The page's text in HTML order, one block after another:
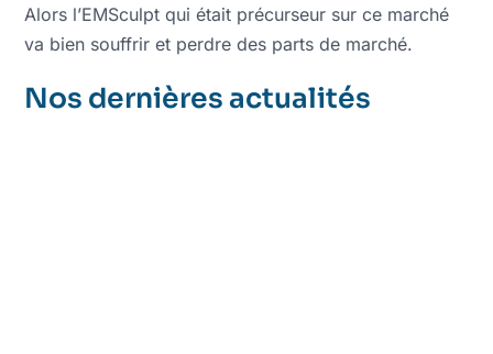
Alors l’EMSculpt qui était précurseur sur ce marché
va bien souffrir et perdre des parts de marché.
Nos dernières actualités